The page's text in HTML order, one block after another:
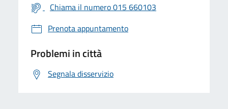
Chiama il numero 015 660103
Prenota appuntamento
Problemi in città
Segnala disservizio